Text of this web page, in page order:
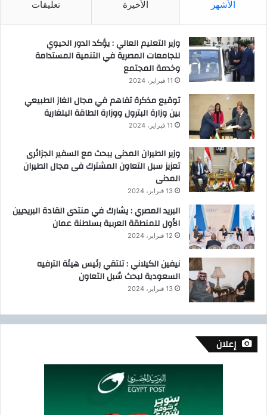
الأشهر الأخيرة تعليقات
وزير التعليم العالي : يؤكد الدور الحيوي
للجامعات المصرية في التنمية المستدامة
وخدمة المجتمع
11 فبراير، 2024
توقيع مذكرة تفاهم في مجال الغاز الطبيعي
بين وزارة البترول ووزارة الطاقة البلغارية
11 فبراير، 2024
وزير الطيران المدنى يبحث مع السفير الجزائرى
تعزيز سبل التعاون المشترك فى مجال الطيران
المدنى
13 فبراير، 2024
البريد المصري : يشارك في منتدى القادة البريديين
الأول للمنطقة العربية بسلطنة عمان
12 فبراير، 2024
نيفين الكيلاني : تلتقي رئيس هيئة الترفيه
السعودية لبحث سُبل التعاون
13 فبراير، 2024
إعلان